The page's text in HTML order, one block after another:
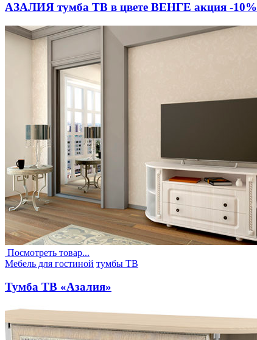
АЗАЛИЯ тумба ТВ в цвете ВЕНГЕ акция -10%
Посмотреть товар...
Опубликовано
Мебель для гостиной тумбы ТВ
Тумба ТВ «Азалия»